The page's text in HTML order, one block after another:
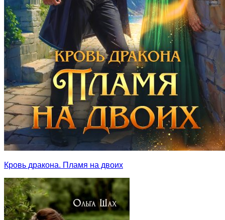
Кровь дракона. Пламя на двоих